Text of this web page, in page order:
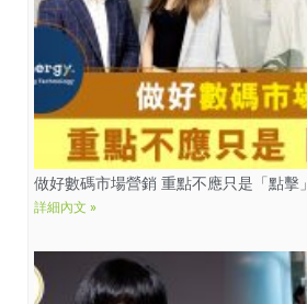
做好數碼市場營銷 重點不應只是「點擊」
詳細內文 »